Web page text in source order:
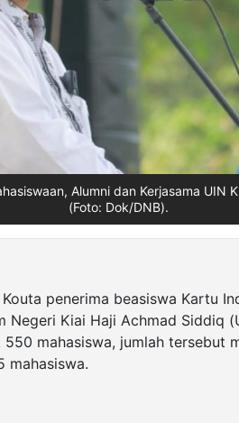
Alumni dan Kerjasama UIN
(Foto: Dok/DNB).
Kouta penerima beasiswa Kartu
Negeri Kiai Haji Achmad Siddiq
mahasiswa, jumlah tersebut
mahasiswa.